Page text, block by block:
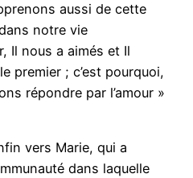
aussi de cette
notre vie
Il nous a aimés et Il
premier ; c’est pourquoi,
répondre par l’amour »
vers Marie, qui a
dans laquelle